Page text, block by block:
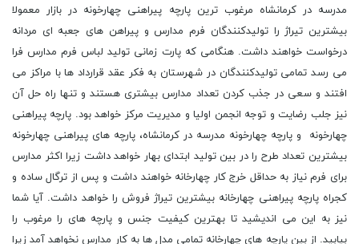
مدرسه در کرمانشاه مرغوب ترین پارچه پیراهنی چهارخونه در بازار معمولا
بیشترین تیراژ را تولیدکنندگان فرم مدارس و پیراهن های جعبه ای مردانه
درخواست خواهند داشت. هنگامی که پارت زمانی تولید لباس فرم مدارس فرا
می رسد تمامی تولیدکنندگان در شهرستان به فکر عقد قرارداد ها با مراکز می
افتند و سعی در جذب کردن تعداد مدارس بیشتری هستند و تنها راه حل آن
نیز جلب رضایت و توجه انجمن اولیا و مدیریت مرکز خواهد بود. پارچه پیراهنی
چهارخونه و پارچه چهارخونه مدرسه در کرمانشاه، پارچه های پیراهنی چهارخونه
بیشترین تعداد طرح را در بین تولید ابتدای بهار خواهد داشت زیرا اکثر مدارس
برای فرم نیاز به حداقل خرج کار چهارخانه خواهند داشت و پس از ترگال ساده و
کجراه پارچه پیراهنی چهارخانه بیشترین تیراژ فروش را خواهد داشت. آیا شما
نیز به این می اندیشید تا بهترین کیفیت جنس و پارچه های را مرغوب را
بیابید. از بین پارچه های چهارخانه تمامی مدل ها به کار مدارس نخواهد آمد زیرا